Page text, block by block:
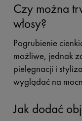
Czy można
włosy?
Pogrubienie
możliwe, jednak
pielęgnacji i
wyglądać na
Jak dodać